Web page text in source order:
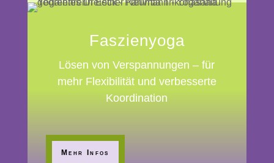
Faszien­­yoga
Lösen von Verspannungen – für
mehr Flexibilität und verbesserte
Koordination
Mehr Infos